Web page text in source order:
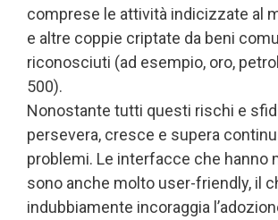
comprese le attività indicizzate al
e altre coppie criptate da beni
riconosciuti (ad esempio, oro,
500).
Nonostante tutti questi rischi e
persevera, cresce e supera
problemi. Le interfacce che hanno
sono anche molto user-friendly, il
indubbiamente incoraggia